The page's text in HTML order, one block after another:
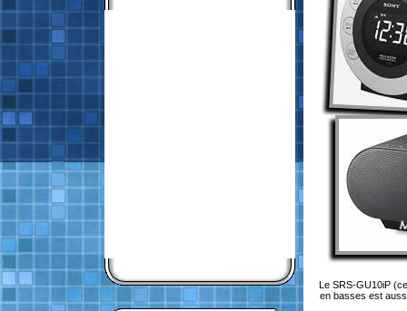
Le SRS-GU10iP
en basses est